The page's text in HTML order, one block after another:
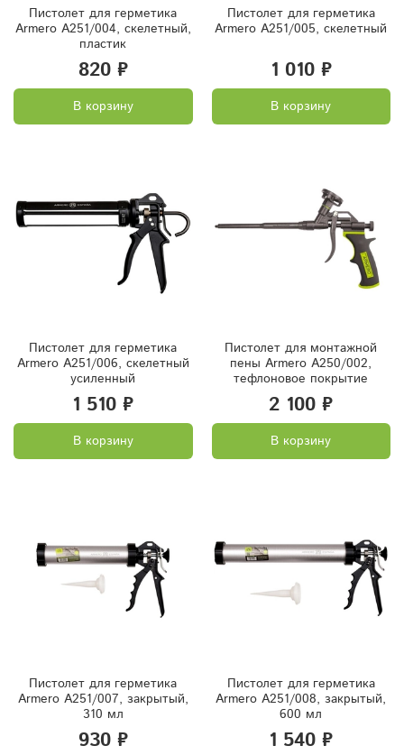
Пистолет для герметика
Armero A251/004, скелетный,
пластик
820 ₽
В корзину
Пистолет для герметика
Armero A251/005, скелетный
1 010 ₽
В корзину
Пистолет для герметика
Armero A251/006, скелетный
усиленный
1 510 ₽
В корзину
Пистолет для монтажной
пены Armero A250/002,
тефлоновое покрытие
2 100 ₽
В корзину
Пистолет для герметика
Armero A251/007, закрытый,
310 мл
930 ₽
Пистолет для герметика
Armero A251/008, закрытый,
600 мл
1 540 ₽